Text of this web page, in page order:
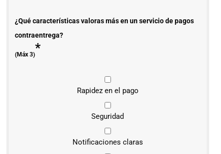
¿Qué características valoras más en un servicio de pagos
contraentrega?
(Máx 3)*
Rapidez en el pago
Seguridad
Notificaciones claras